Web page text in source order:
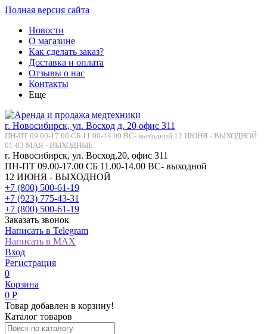
Полная версия сайта
Новости
О магазине
Как сделать заказ?
Доставка и оплата
Отзывы о нас
Контакты
Еще
г. Новосибирск, ул. Восход д. 20 офис 311
ПН-ПТ 09.00-17.00 СБ 11.00-14.00 ВС- выходной 12 ИЮНЯ - ВЫХОДНОЙ
01-03 МАЯ - ВЫХОДНЫЕ
г. Новосибирск, ул. Восход,20, офис 311
ПН-ПТ 09.00-17.00 СБ 11.00-14.00 ВС- выходной
12 ИЮНЯ - ВЫХОДНОЙ
+7 (800) 500-61-19
+7 (923) 775-43-31
+7 (800) 500-61-19
Заказать звонок
Написать в Telegram
Написать в MAX
Вход
Регистрация
0
Корзина
0 Р
Товар добавлен в корзину!
Каталог товаров